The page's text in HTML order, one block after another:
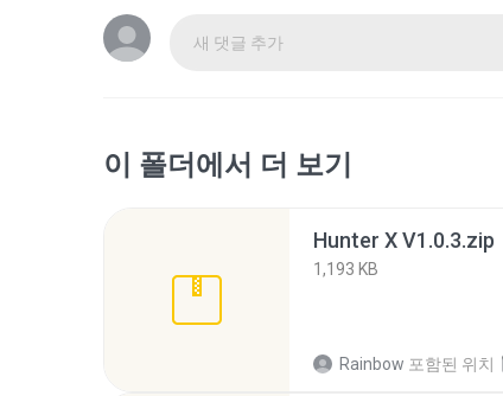
새 댓글 추가
이 폴더에서 더 보기
Hunter X V1.0.3.zip
1,193 KB
Rainbow 포함된 위치